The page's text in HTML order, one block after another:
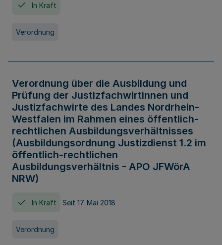
In Kraft
Verordnung
Verordnung über die Ausbildung und
Prüfung der Justizfachwirtinnen und
Justizfachwirte des Landes Nordrhein-
Westfalen im Rahmen eines öffentlich-
rechtlichen Ausbildungsverhältnisses
(Ausbildungsordnung Justizdienst 1.2 im
öffentlich-rechtlichen
Ausbildungsverhältnis - APO JFWörA
NRW)
In Kraft Seit 17. Mai 2018
Verordnung